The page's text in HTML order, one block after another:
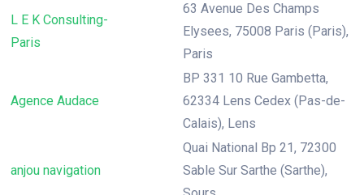
L E K Consulting-
Paris
63 Avenue Des Champs
Elysees, 75008 Paris (Paris),
Paris
Agence Audace
BP 331 10 Rue Gambetta,
62334 Lens Cedex (Pas-de-
Calais), Lens
anjou navigation
Quai National Bp 21, 72300
Sable Sur Sarthe (Sarthe),